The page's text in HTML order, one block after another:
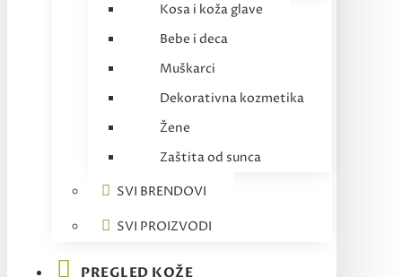
Kosa i koža glave
Bebe i deca
Muškarci
Dekorativna kozmetika
Žene
Zaštita od sunca
SVI BRENDOVI
SVI PROIZVODI
PREGLED KOŽE